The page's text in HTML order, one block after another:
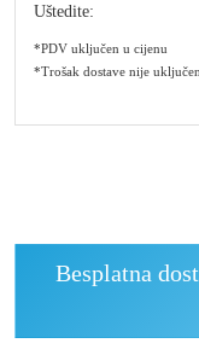
Uštedite:
*PDV uključen u cijenu
*Trošak dostave nije
Besplatna